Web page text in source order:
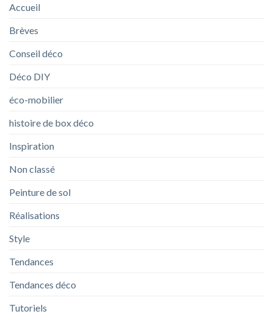
Accueil
Brèves
Conseil déco
Déco DIY
éco-mobilier
histoire de box déco
Inspiration
Non classé
Peinture de sol
Réalisations
Style
Tendances
Tendances déco
Tutoriels